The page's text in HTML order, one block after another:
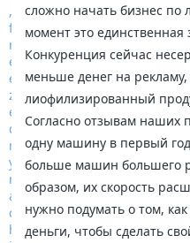
сложно начать бизнес
момент это единственная
Конкуренция сейчас
меньше денег на
лиофилизированный
Согласно отзывам наших
одну машину в первый
больше машин большего
образом, их скорость
нужно подумать о том,
деньги, чтобы сделать